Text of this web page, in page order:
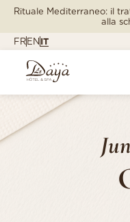
Rituale Mediterraneo: il
alla
FR EN IT